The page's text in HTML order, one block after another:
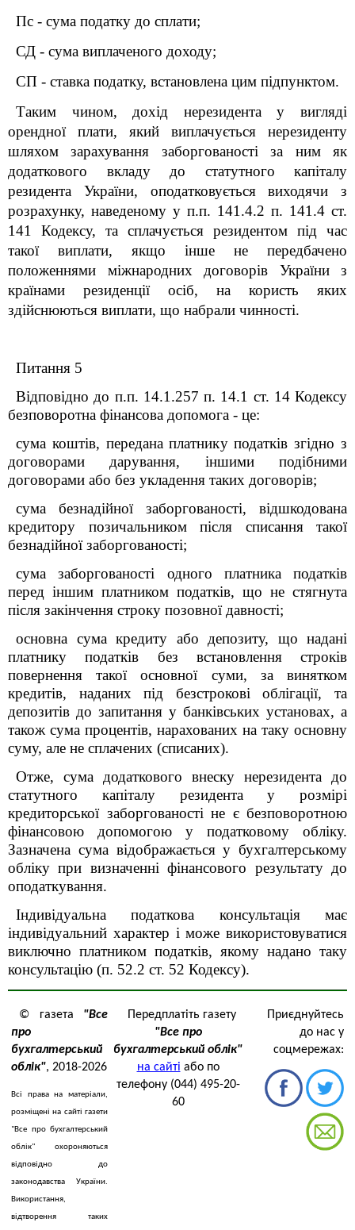
Пс - сума податку до сплати;
СД - сума виплаченого доходу;
СП - ставка податку, встановлена цим підпунктом.
Таким чином, дохід нерезидента у вигляді
орендної плати, який виплачується нерезиденту
шляхом зарахування заборгованості за ним як
додаткового вкладу до статутного капіталу
резидента України, оподатковується виходячи з
розрахунку, наведеному у п.п. 141.4.2 п. 141.4 ст.
141 Кодексу, та сплачується резидентом під час
такої виплати, якщо інше не передбачено
положеннями міжнародних договорів України з
країнами резиденції осіб, на користь яких
здійснюються виплати, що набрали чинності.
Питання 5
Відповідно до п.п. 14.1.257 п. 14.1 ст. 14 Кодексу
безповоротна фінансова допомога - це:
сума коштів, передана платнику податків згідно з
договорами дарування, іншими подібними
договорами або без укладення таких договорів;
сума безнадійної заборгованості, відшкодована
кредитору позичальником після списання такої
безнадійної заборгованості;
сума заборгованості одного платника податків
перед іншим платником податків, що не стягнута
після закінчення строку позовної давності;
основна сума кредиту або депозиту, що надані
платнику податків без встановлення строків
повернення такої основної суми, за винятком
кредитів, наданих під безстрокові облігації, та
депозитів до запитання у банківських установах, а
також сума процентів, нарахованих на таку основну
суму, але не сплачених (списаних).
Отже, сума додаткового внеску нерезидента до
статутного капіталу резидента у розмірі
кредиторської заборгованості не є безповоротною
фінансовою допомогою у податковому обліку.
Зазначена сума відображається у бухгалтерському
обліку при визначенні фінансового результату до
оподаткування.
Індивідуальна податкова консультація має
індивідуальний характер і може використовуватися
виключно платником податків, якому надано таку
консультацію (п. 52.2 ст. 52 Кодексу).
© газета "Все
про
бухгалтерський
облік", 2018-2026
Всі права на матеріали,
розміщені на сайті газети
"Все про бухгалтерський
облік" охороняються
відповідно до
законодавства України.
Використання,
відтворення таких
Передплатіть газету
"Все про
бухгалтерський облік"
на сайті або по
телефону (044) 495-20-
60
Приєднуйтесь
до нас у
соцмережах: